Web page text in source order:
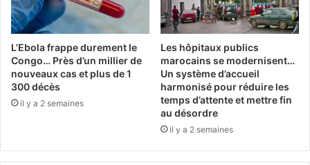
L’Ebola frappe durement le
Congo… Près d’un millier de
nouveaux cas et plus de 1
300 décès
il y a 2 semaines
Les hôpitaux publics
marocains se modernisent…
Un système d’accueil
harmonisé pour réduire les
temps d’attente et mettre fin
au désordre
il y a 2 semaines